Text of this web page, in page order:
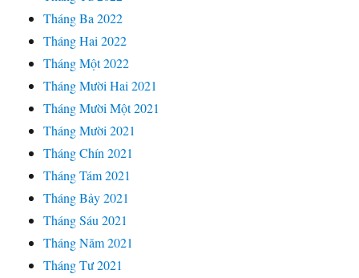
Tháng Ba 2022
Tháng Hai 2022
Tháng Một 2022
Tháng Mười Hai 2021
Tháng Mười Một 2021
Tháng Mười 2021
Tháng Chín 2021
Tháng Tám 2021
Tháng Bảy 2021
Tháng Sáu 2021
Tháng Năm 2021
Tháng Tư 2021